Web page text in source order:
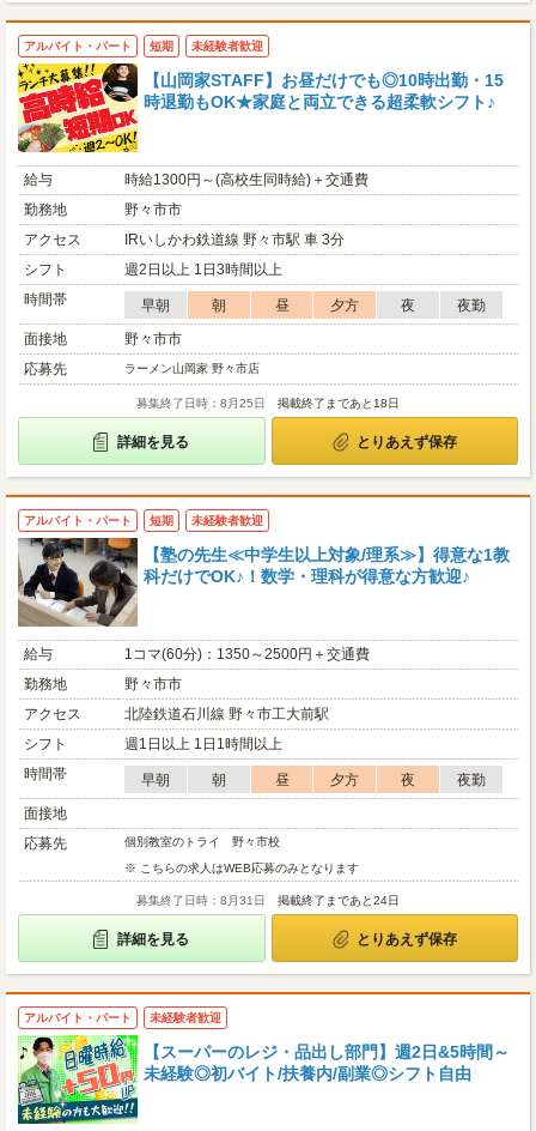
アルバイト・パート 短期 未経験者歓迎
【山岡家STAFF】お昼だけでも◎10時出勤・15
時退勤もOK★家庭と両立できる超柔軟シフト♪
給与
時給1300円～(高校生同時給)＋交通費
勤務地
野々市市
アクセス
IRいしかわ鉄道線 野々市駅 車 3分
シフト
週2日以上 1日3時間以上
時間帯
早朝 朝 昼 夕方 夜
夜勤
面接地
野々市市
応募先
ラーメン山岡家 野々市店
募集終了日時：8月25日 掲載終了まであと18日
詳細を見る とりあえず保存
アルバイト・パート 短期 未経験者歓迎
【塾の先生≪中学生以上対象/理系≫】得意な1教
科だけでOK♪！数学・理科が得意な方歓迎♪
給与
1コマ(60分)：1350～2500円＋交通費
勤務地
野々市市
アクセス
北陸鉄道石川線 野々市工大前駅
シフト
週1日以上 1日1時間以上
時間帯
早朝 朝 昼 夕方 夜
夜勤
面接地
応募先
個別教室のトライ 野々市校
※ こちらの求人はWEB応募のみとなります
募集終了日時：8月31日 掲載終了まであと24日
詳細を見る とりあえず保存
アルバイト・パート 未経験者歓迎
【スーパーのレジ・品出し部門】週2日&5時間～
未経験◎初バイト/扶養内/副業◎シフト自由